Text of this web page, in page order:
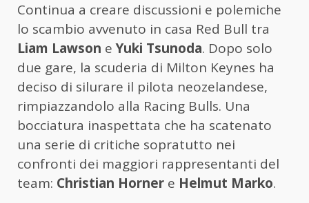
Continua a creare discussioni e polemiche
lo scambio avvenuto in casa Red Bull tra
Liam Lawson eYuki Tsunoda. Dopo solo
due gare, la scuderia di Milton Keynes ha
deciso di silurare il pilota neozelandese,
rimpiazzandolo alla Racing Bulls. Una
bocciatura inaspettata che ha scatenato
una serie di critiche sopratutto nei
confronti dei maggiori rappresentanti del
team: Christian Horner e Helmut Marko.